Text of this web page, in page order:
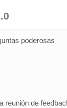
poderosas
reunión de